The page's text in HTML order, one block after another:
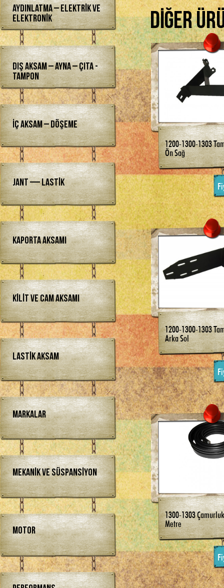
Aydınlatma – Elektrik ve
Elektronik
Dış Aksam – Ayna – Çıta -
Tampon
İç Aksam – Döşeme
Jant — Lastik
Kaporta Aksamı
Kilit ve Cam Aksamı
Lastik Aksam
Markalar
Mekanik ve Süspansiyon
Motor
Diğer
1200-1300-1303
Ön Sağ
1200-1300-1303
Arka Sol
1300-1303
Metre